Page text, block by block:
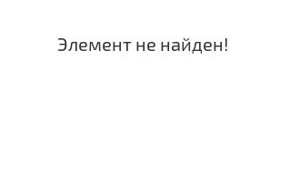
Элемент не найден!